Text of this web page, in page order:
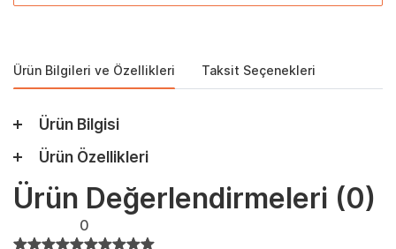
Ürün Bilgileri ve Özellikleri Taksit Seçenekleri
Ürün Bilgisi
Ürün Özellikleri
Ürün Değerlendirmeleri (0)
0